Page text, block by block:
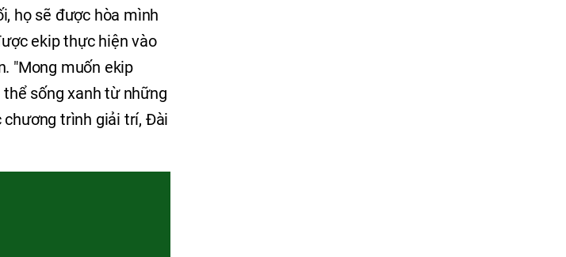
họ sẽ được hòa mình
ekip thực hiện vào
"Mong muốn ekip
sống xanh từ những
chương trình giải trí, Đài